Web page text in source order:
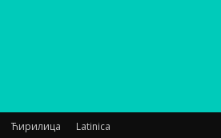
Ћирилица Latinica